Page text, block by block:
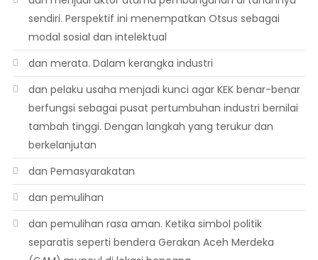
sendiri. Perspektif ini menempatkan Otsus sebagai
modal sosial dan intelektual
dan merata. Dalam kerangka industri
dan pelaku usaha menjadi kunci agar KEK benar-benar
berfungsi sebagai pusat pertumbuhan industri bernilai
tambah tinggi. Dengan langkah yang terukur dan
berkelanjutan
dan Pemasyarakatan
dan pemulihan
dan pemulihan rasa aman. Ketika simbol politik
separatis seperti bendera Gerakan Aceh Merdeka